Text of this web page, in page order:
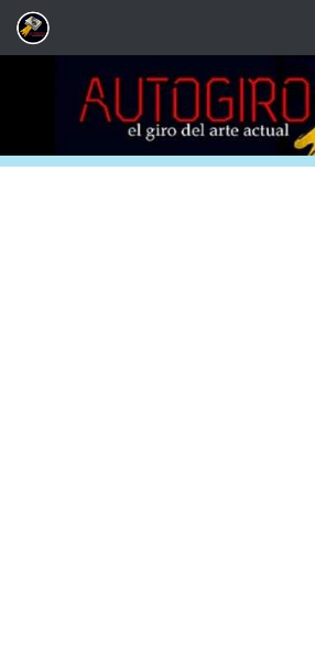
Saltar al contenido